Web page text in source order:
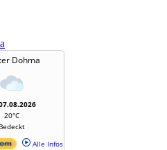
Dohma
20°C
Bedeckt
Alle Infos